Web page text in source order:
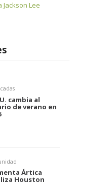
Jackson Lee
cambia al
de verano en
Ártica
Houston